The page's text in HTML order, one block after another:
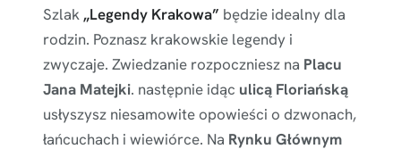
Szlak „Legendy Krakowa” będzie idealny dla
rodzin. Poznasz krakowskie legendy i
zwyczaje. Zwiedzanie rozpoczniesz na Placu
Jana Matejki. następnie idąc ulicą Floriańską
usłyszysz niesamowite opowieści o dzwonach,
łańcuchach i wiewiórce. Na Rynku Głównym